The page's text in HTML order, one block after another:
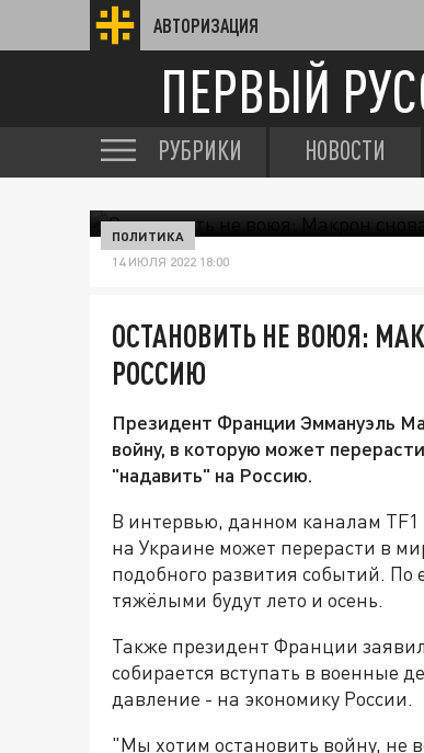
АВТОРИЗАЦИЯ
ПЕРВЫЙ
РУБРИКИ НОВОСТИ
ПОЛИТИКА
14 ИЮЛЯ 2022 18:00
ОСТАНОВИТЬ НЕ ВОЮЯ:
РОССИЮ
Президент Франции Эммануэль
войну, в которую может
"надавить" на Россию.
В интервью, данном каналам
на Украине может перерасти в
подобного развития событий. По
тяжёлыми будут лето и осень.
Также президент Франции
собирается вступать в военные
давление - на экономику России.
"Мы хотим остановить войну, не